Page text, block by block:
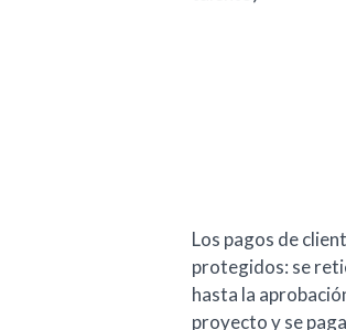
Los pagos de
protegidos: se
hasta la
proyecto y se